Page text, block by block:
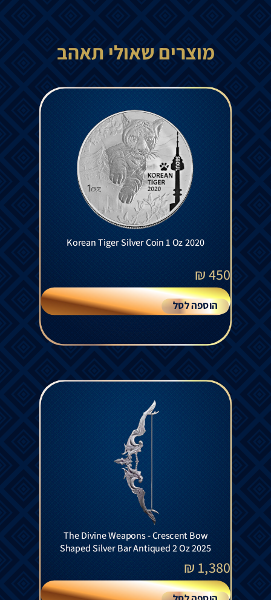
מוצרים שאולי תאהב
Korean Tiger Silver Coin 1 Oz 2020
450
₪
הוספה לסל
The Divine Weapons - Crescent Bow
Shaped Silver Bar Antiqued 2 Oz 2025
1,380
₪